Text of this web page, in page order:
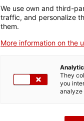
We use own and third-
traffic, and personalize
them.
More information on the
They
you
analyze